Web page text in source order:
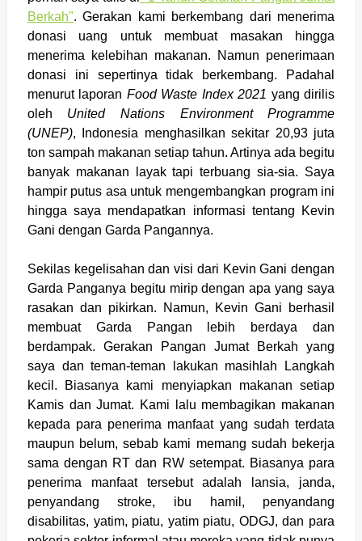
Berkah". Gerakan kami berkembang dari menerima
donasi uang untuk membuat masakan hingga
menerima kelebihan makanan. Namun penerimaan
donasi ini sepertinya tidak berkembang. Padahal
menurut laporan Food Waste Index 2021 yang dirilis
oleh United Nations Environment Programme
(UNEP), Indonesia menghasilkan sekitar 20,93 juta
ton sampah makanan setiap tahun. Artinya ada begitu
banyak makanan layak tapi terbuang sia-sia. Saya
hampir putus asa untuk mengembangkan program ini
hingga saya mendapatkan informasi tentang Kevin
Gani dengan Garda Pangannya.
Sekilas kegelisahan dan visi dari Kevin Gani dengan
Garda Panganya begitu mirip dengan apa yang saya
rasakan dan pikirkan. Namun, Kevin Gani berhasil
membuat Garda Pangan lebih berdaya dan
berdampak. Gerakan Pangan Jumat Berkah yang
saya dan teman-teman lakukan masihlah Langkah
kecil. Biasanya kami menyiapkan makanan setiap
Kamis dan Jumat. Kami lalu membagikan makanan
kepada para penerima manfaat yang sudah terdata
maupun belum, sebab kami memang sudah bekerja
sama dengan RT dan RW setempat. Biasanya para
penerima manfaat tersebut adalah lansia, janda,
penyandang stroke, ibu hamil, penyandang
disabilitas, yatim, piatu, yatim piatu, ODGJ, dan para